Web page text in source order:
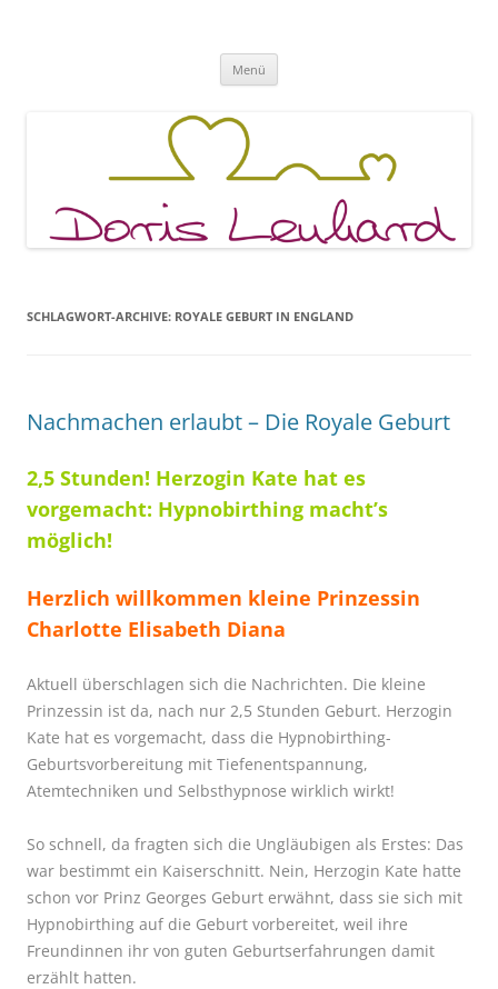
Menü
SCHLAGWORT-ARCHIVE: ROYALE GEBURT IN ENGLAND
Nachmachen erlaubt – Die Royale Geburt
2,5 Stunden! Herzogin Kate hat es
vorgemacht: Hypnobirthing macht’s
möglich!
Herzlich willkommen kleine Prinzessin
Charlotte Elisabeth Diana
Aktuell überschlagen sich die Nachrichten. Die kleine
Prinzessin ist da, nach nur 2,5 Stunden Geburt. Herzogin
Kate hat es vorgemacht, dass die Hypnobirthing-
Geburtsvorbereitung mit Tiefenentspannung,
Atemtechniken und Selbsthypnose wirklich wirkt!
So schnell, da fragten sich die Ungläubigen als Erstes: Das
war bestimmt ein Kaiserschnitt. Nein, Herzogin Kate hatte
schon vor Prinz Georges Geburt erwähnt, dass sie sich mit
Hypnobirthing auf die Geburt vorbereitet, weil ihre
Freundinnen ihr von guten Geburtserfahrungen damit
erzählt hatten.